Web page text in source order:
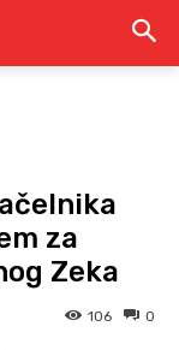
za
Zeka
0
106